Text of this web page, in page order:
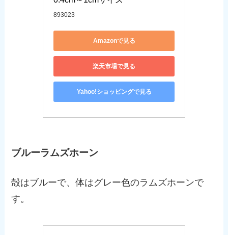
893023
Amazonで見る
楽天市場で見る
Yahoo!ショッピングで見る
ブルーラムズホーン
殻はブルーで、体はグレー色のラムズホーンで
す。